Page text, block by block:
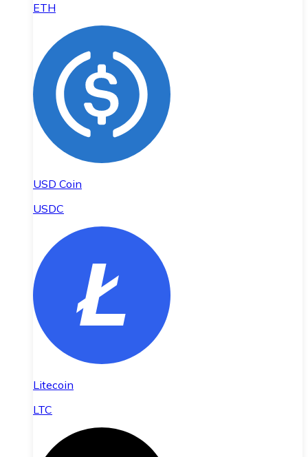
ETH
USD Coin
USDC
Litecoin
LTC